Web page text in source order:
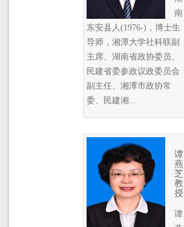
南
东安县人(1976-)，博士生
导师，湘潭大学社科联副
主席、湖南省政协委员、
民建省委参政议政委员会
副主任、湘潭市政协常
委、民建湘...
谭
燕
芝
教
授
谭